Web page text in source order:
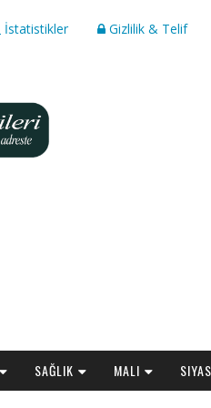
İstatistikler Gizlilik & Telif
SAĞLIK MALI